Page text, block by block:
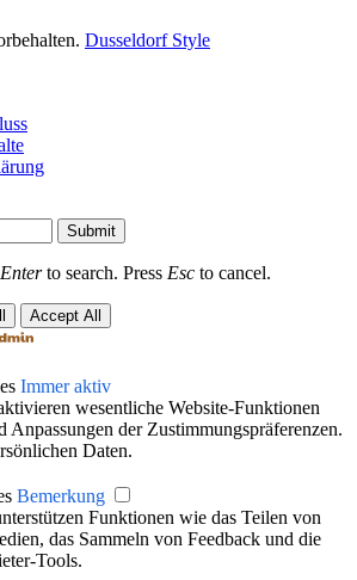
Dusseldorf Style
Submit
Enterto search. Press Esc to cancel.
Accept All
Immer aktiv
wesentliche Website-Funktionen
Anpassungen der Zustimmungspräferenzen.
Daten.
Bemerkung
Funktionen wie das Teilen von
das Sammeln von Feedback und die
Tools.